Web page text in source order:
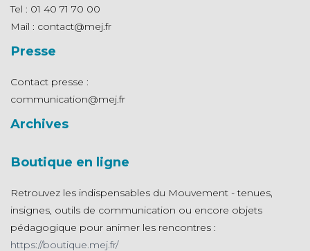
Tel : 01 40 71 70 00
Mail : contact@mej.fr
Presse
Contact presse :
communication@mej.fr
Archives
Boutique en ligne
Retrouvez les indispensables du Mouvement - tenues,
insignes, outils de communication ou encore objets
pédagogique pour animer les rencontres :
https://boutique.mej.fr/